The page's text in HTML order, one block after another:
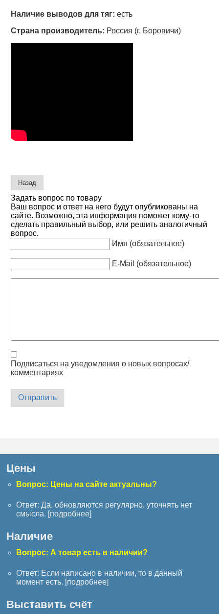
Наличие выводов для тяг: есть
Страна производитель: Россия (г. Боровичи)
Задать вопрос по товару
Ваш вопрос и ответ на него будут опубликованы на
сайте. Возможно, эта информация поможет кому-то
сделать правильный выбор, или решить аналогичный
вопрос.
Имя (обязательное)
E-Mail (обязательное)
Подписаться на уведомления о новых вопросах/
комментариях
Отправить
Цены
Вопрос: Цены на сайте актуальны?
Ответ: Да, обновляются регулярно, уточнять нет
смысла. [подробнее]
Наличие
Вопрос: А товар есть в наличии?
Ответ: Если написано в наличии, то в данный
момент есть. [подробнее]
Выставить счёт